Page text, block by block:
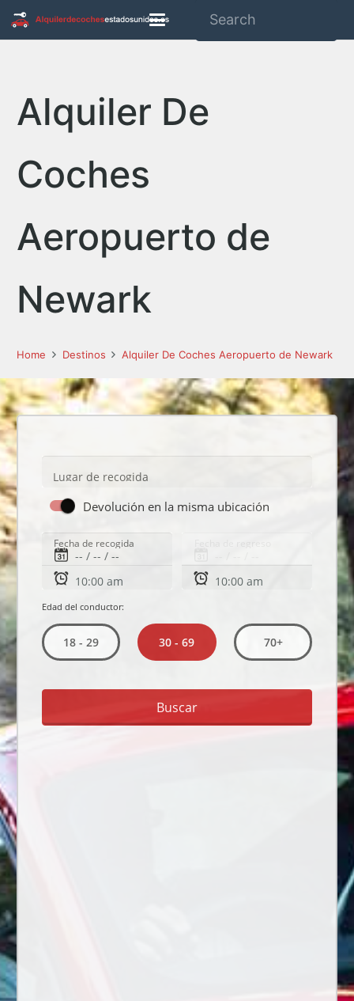
Alquiler De
Coches
Aeropuerto de
Newark
Home Destinos Alquiler De Coches Aeropuerto de Newark
Lugar de recogida
Devolución en la misma ubicación
Fecha de recogida
Edad del conductor:
18 - 29 30 - 69 70+
Buscar